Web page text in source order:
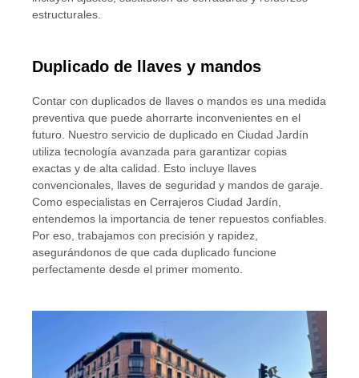
estructurales.
Duplicado de llaves y mandos
Contar con duplicados de llaves o mandos es una medida
preventiva que puede ahorrarte inconvenientes en el
futuro. Nuestro servicio de duplicado en Ciudad Jardín
utiliza tecnología avanzada para garantizar copias
exactas y de alta calidad. Esto incluye llaves
convencionales, llaves de seguridad y mandos de garaje.
Como especialistas en Cerrajeros Ciudad Jardín,
entendemos la importancia de tener repuestos confiables.
Por eso, trabajamos con precisión y rapidez,
asegurándonos de que cada duplicado funcione
perfectamente desde el primer momento.